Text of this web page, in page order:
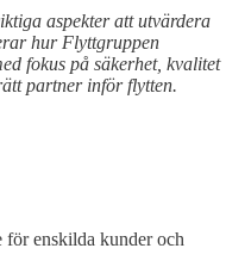
aspekter att utvärdera
hur Flyttgruppen
fokus på säkerhet, kvalitet
partner inför flytten.
enskilda kunder och